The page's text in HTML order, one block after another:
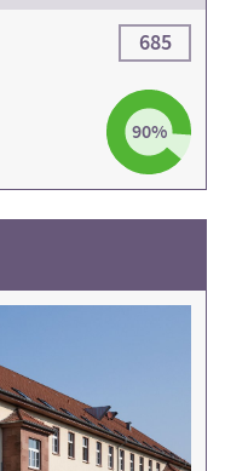
90%
685